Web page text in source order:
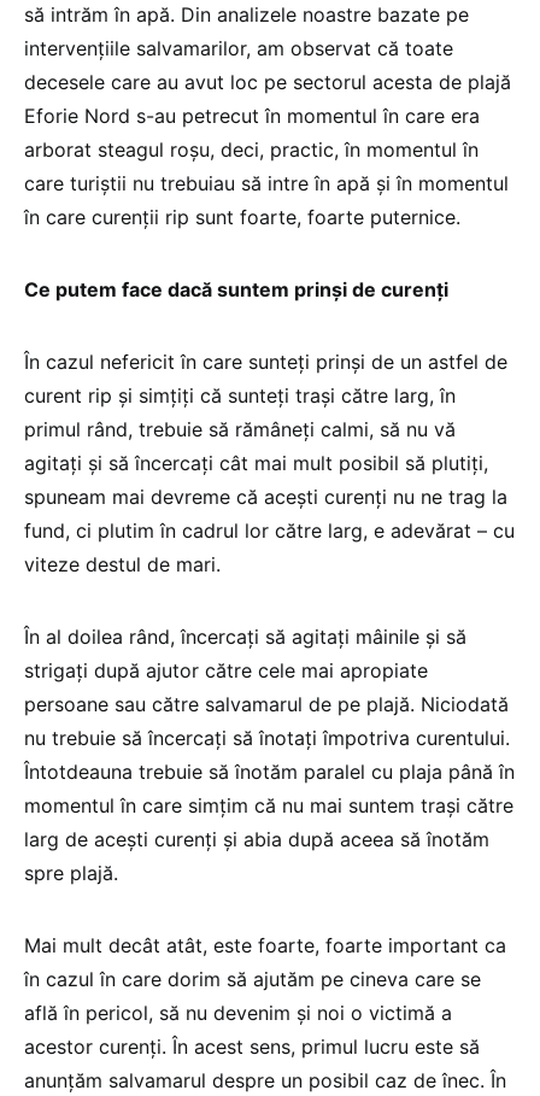
să intrăm în apă. Din analizele noastre bazate pe
intervențiile salvamarilor, am observat că toate
decesele care au avut loc pe sectorul acesta de plajă
Eforie Nord s-au petrecut în momentul în care era
arborat steagul roșu, deci, practic, în momentul în
care turiștii nu trebuiau să intre în apă și în momentul
în care curenții rip sunt foarte, foarte puternice.
Ce putem face dacă suntem prinși de curenți
În cazul nefericit în care sunteți prinși de un astfel de
curent rip și simțiți că sunteți trași către larg, în
primul rând, trebuie să rămâneți calmi, să nu vă
agitați și să încercați cât mai mult posibil să plutiți,
spuneam mai devreme că acești curenți nu ne trag la
fund, ci plutim în cadrul lor către larg, e adevărat – cu
viteze destul de mari.
În al doilea rând, încercați să agitați mâinile și să
strigați după ajutor către cele mai apropiate
persoane sau către salvamarul de pe plajă. Niciodată
nu trebuie să încercați să înotați împotriva curentului.
Întotdeauna trebuie să înotăm paralel cu plaja până în
momentul în care simțim că nu mai suntem trași către
larg de acești curenți și abia după aceea să înotăm
spre plajă.
Mai mult decât atât, este foarte, foarte important ca
în cazul în care dorim să ajutăm pe cineva care se
află în pericol, să nu devenim și noi o victimă a
acestor curenți. În acest sens, primul lucru este să
anunțăm salvamarul despre un posibil caz de înec. În